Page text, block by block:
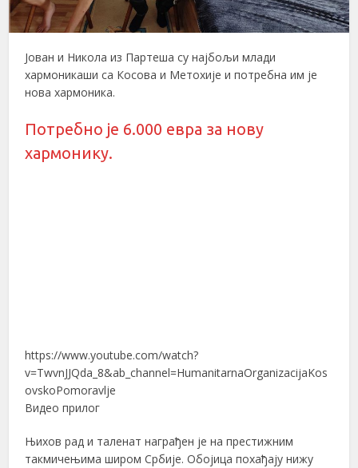
Јован и Никола из Партеша су најбољи млади
хармоникаши са Косова и Метохије и потребна им је
нова хармоника.
Потребно је 6.000 евра за нову
хармонику.
https://www.youtube.com/watch?
v=TwvnJJQda_8&ab_channel=HumanitarnaOrganizacijaKos
ovskoPomoravlje
Видео прилог
Њихов рад и таленат награђен је на престижним
такмичењима широм Србије. Обојица похађају нижу